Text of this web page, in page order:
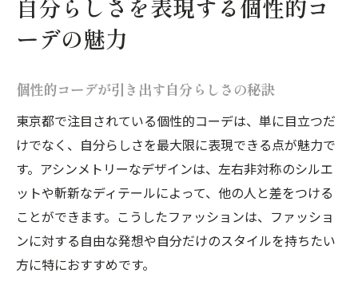
自分らしさを表現する個性的コ
ーデの魅力
個性的コーデが引き出す自分らしさの秘訣
東京都で注目されている個性的コーデは、単に目立つだ
けでなく、自分らしさを最大限に表現できる点が魅力で
す。アシンメトリーなデザインは、左右非対称のシルエ
ットや斬新なディテールによって、他の人と差をつける
ことができます。こうしたファッションは、ファッショ
ンに対する自由な発想や自分だけのスタイルを持ちたい
方に特におすすめです。